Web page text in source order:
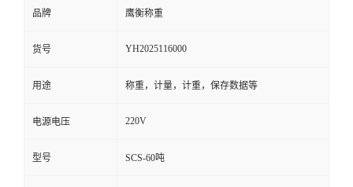
品牌 鹰衡称重
货号 YH2025116000
用途 称重，计量，计重，保存数据等
电源电压 220V
型号 SCS-60吨